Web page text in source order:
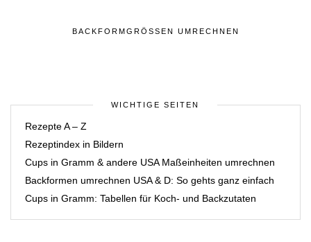
BACKFORMGRÖSSEN UMRECHNEN
WICHTIGE SEITEN
Rezepte A – Z
Rezeptindex in Bildern
Cups in Gramm & andere USA Maßeinheiten umrechnen
Backformen umrechnen USA & D: So gehts ganz einfach
Cups in Gramm: Tabellen für Koch- und Backzutaten